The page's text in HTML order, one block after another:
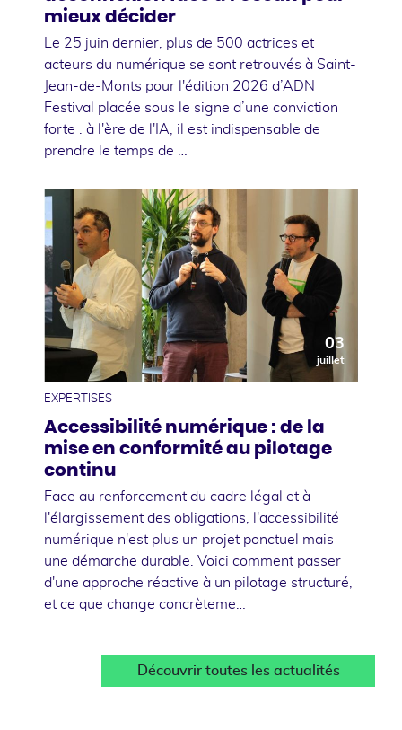
mieux décider
Le 25 juin dernier, plus de 500 actrices et
acteurs du numérique se sont retrouvés à Saint-
Jean-de-Monts pour l'édition 2026 d’ADN
Festival placée sous le signe d’une conviction
forte : à l'ère de l'IA, il est indispensable de
prendre le temps de …
03
juillet
EXPERTISES
Accessibilité numérique : de la
mise en conformité au pilotage
continu
Face au renforcement du cadre légal et à
l'élargissement des obligations, l'accessibilité
numérique n'est plus un projet ponctuel mais
une démarche durable. Voici comment passer
d'une approche réactive à un pilotage structuré,
et ce que change concrèteme…
Découvrir toutes les actualités